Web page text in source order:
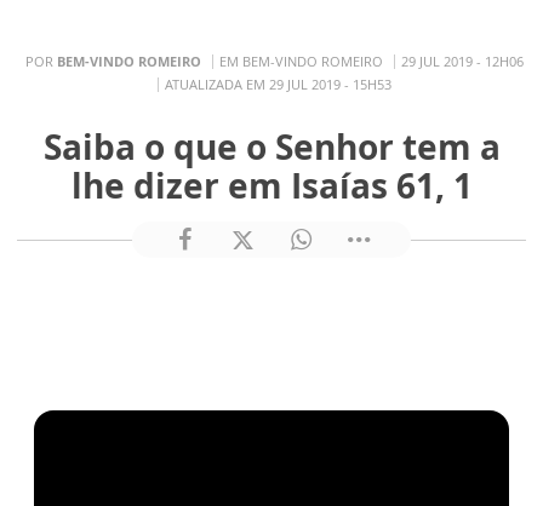
POR BEM-VINDO ROMEIRO EM BEM-VINDO ROMEIRO
29 JUL 2019 - 12H06
ATUALIZADA EM 29 JUL 2019 - 15H53
Saiba o que o Senhor tem a
lhe dizer em Isaías 61, 1